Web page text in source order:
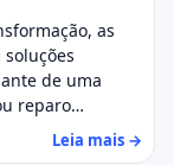
as
de uma
reparo…
Leia mais →